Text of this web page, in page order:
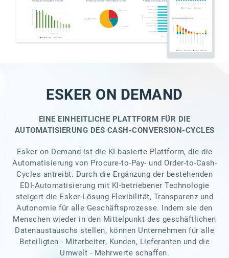
ESKER ON DEMAND
EINE EINHEITLICHE PLATTFORM FÜR DIE
AUTOMATISIERUNG DES CASH-CONVERSION-CYCLES
Esker on Demand ist die KI-basierte Plattform, die die
Automatisierung von Procure-to-Pay- und Order-to-Cash-
Cycles antreibt. Durch die Ergänzung der bestehenden
EDI-Automatisierung mit KI-betriebener Technologie
steigert die Esker-Lösung Flexibilität, Transparenz und
Autonomie für alle Geschäftsprozesse. Indem sie den
Menschen wieder in den Mittelpunkt des geschäftlichen
Datenaustauschs stellen, können Unternehmen für alle
Beteiligten - Mitarbeiter, Kunden, Lieferanten und die
Umwelt - Mehrwerte schaffen.